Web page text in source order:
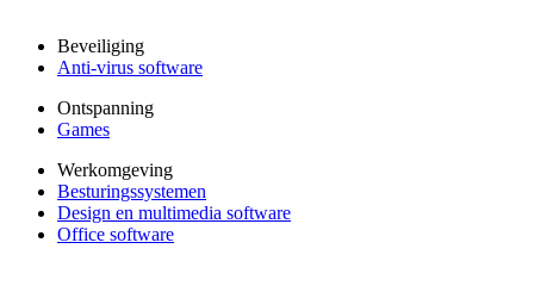
Beveiliging
Anti-virus software
Ontspanning
Games
Werkomgeving
Besturingssystemen
Design en multimedia software
Office software